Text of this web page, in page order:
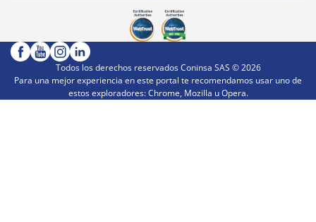
Todos los derechos reservados Coninsa SAS ©2026
Para una mejor experiencia en este portal te recomendamos usar uno de
estos exploradores: Chrome, Mozilla u Opera.